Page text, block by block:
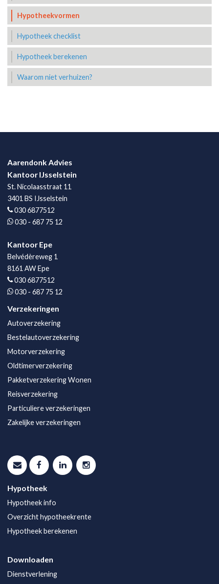
Hypotheekvormen
Hypotheek checklist
Hypotheek berekenen
Waarom niet verhuizen?
Aarendonk Advies
Kantoor IJsselstein
St. Nicolaasstraat 11
3401 BS IJsselstein
030 6877512
030 - 687 75 12
Kantoor Epe
Belvédèreweg 1
8161 AW Epe
030 6877512
030 - 687 75 12
Verzekeringen
Autoverzekering
Bestelautoverzekering
Motorverzekering
Oldtimerverzekering
Pakketverzekering Wonen
Reisverzekering
Particuliere verzekeringen
Zakelijke verzekeringen
Hypotheek
Hypotheek info
Overzicht hypotheekrente
Hypotheek berekenen
Downloaden
Dienstverlening